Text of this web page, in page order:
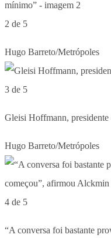
2 de 5
Hugo Barreto/Metrópoles
3 de 5
Gleisi Hoffmann, presidente
Hugo Barreto/Metrópoles
4 de 5
“A conversa foi bastante